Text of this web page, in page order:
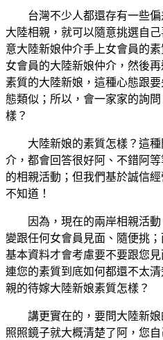
台灣不少人都還存有一些
大陸相親，就可以隨意挑選自
意大陸新娘仲介手上女會員的
女會員的大陸新娘仲介，然後
素質的大陸新娘，這種心態跟
態類似；所以，會一家家的詢
樣？
大陸新娘的素質怎樣？這
介，都會回答很好阿、不錯阿
的相親活動；但我們基於誠信
不知道！
因為，現在的兩岸相親活
變跟任何女會員見面、隨便挑
基本資料才會考慮要不要跟您
連您的素質到底如何都還不太
親的待嫁大陸新娘素質怎樣？
講更實在的，要問大陸新
照照鏡子就大概清楚了阿，您